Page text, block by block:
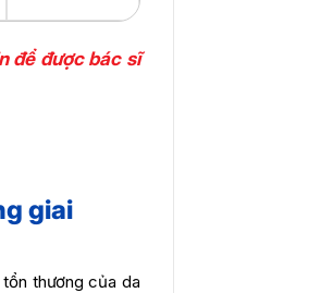
để được bác sĩ
giai
thương của da